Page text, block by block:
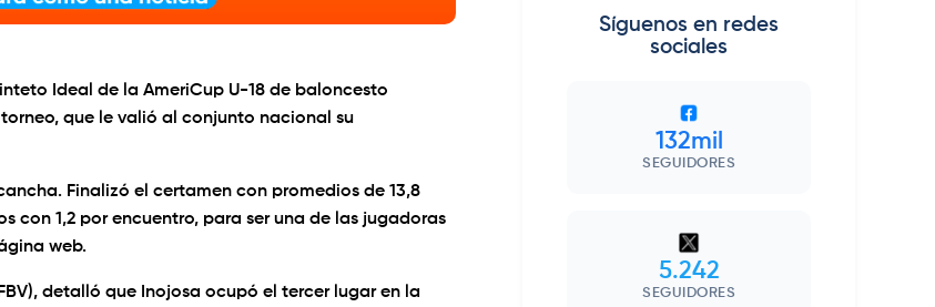
Ideal de la AmeriCup U-18 de baloncesto
que le valió al conjunto nacional su
Finalizó el certamen con promedios de 13,8
con 1,2 por encuentro, para ser una de las jugadoras
web.
detalló que Inojosa ocupó el tercer lugar en la
Síguenos en redes
sociales
132mil
SEGUIDORES
5.242
SEGUIDORES